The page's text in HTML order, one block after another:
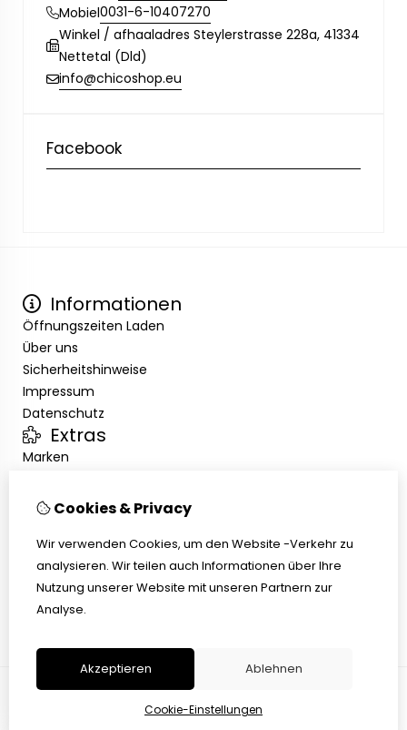
Mobiel0031-6-10407270
Winkel / afhaaladres Steylerstrasse 228a, 41334
Nettetal (Dld)
info@chicoshop.eu
Facebook
Informationen
Öffnungszeiten Laden
Über uns
Sicherheitshinweise
Impressum
Datenschutz
Extras
Marken
Kundenservice
Übersicht
Abholen
AGB
Widerrufsbelehrung
Cookies & Privacy
Wir verwenden Cookies, um den Website -Verkehr zu
analysieren. Wir teilen auch Informationen über Ihre
Nutzung unserer Website mit unseren Partnern zur
Analyse.
Akzeptieren Ablehnen
Cookie-Einstellungen